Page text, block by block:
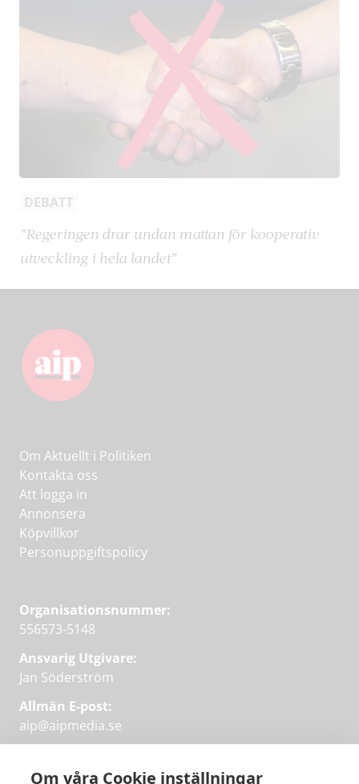
Om våra Cookie inställningar
DEBATT
”Regeringen drar undan mattan för kooperativ
utveckling i hela landet”
Om Aktuellt i Politiken
Kontakta oss
Att logga in
Annonsera
Köpvillkor
Personuppgiftspolicy
Organisationsnummer:
556573-5148
Ansvarig Utgivare:
Jan Söderström
Allmän E-post:
aip@aipmedia.se
aip@flowyinfo.seeller 08-1210 60 40.